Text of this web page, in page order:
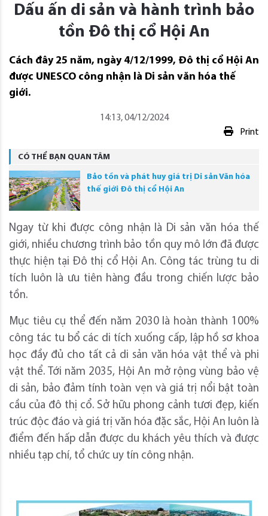
Dấu ấn di sản và hành trình bảo
tồn Đô thị cổ Hội An
Cách đây 25 năm, ngày 4/12/1999, Đô thị cổ Hội An
được UNESCO công nhận là Di sản văn hóa thế
giới.
14:13, 04/12/2024
Print
CÓ THỂ BẠN QUAN TÂM
Bảo tồn và phát huy giá trị Di sản Văn hóa
thế giới Đô thị cổ Hội An
Ngay từ khi được công nhận là Di sản văn hóa thế
giới, nhiều chương trình bảo tồn quy mô lớn đã được
thực hiện tại Đô thị cổ Hội An. Công tác trùng tu di
tích luôn là ưu tiên hàng đầu trong chiến lược bảo
tồn.
Mục tiêu cụ thể đến năm 2030 là hoàn thành 100%
công tác tu bổ các di tích xuống cấp, lập hồ sơ khoa
học đầy đủ cho tất cả di sản văn hóa vật thể và phi
vật thể. Tới năm 2035, Hội An mở rộng vùng bảo vệ
di sản, bảo đảm tính toàn vẹn và giá trị nổi bật toàn
cầu của đô thị cổ. Sở hữu phong cảnh tươi đẹp, kiến
trúc độc đáo và giá trị văn hóa đặc sắc, Hội An luôn là
điểm đến hấp dẫn được du khách yêu thích và được
nhiều tạp chí, tổ chức uy tín công nhận.